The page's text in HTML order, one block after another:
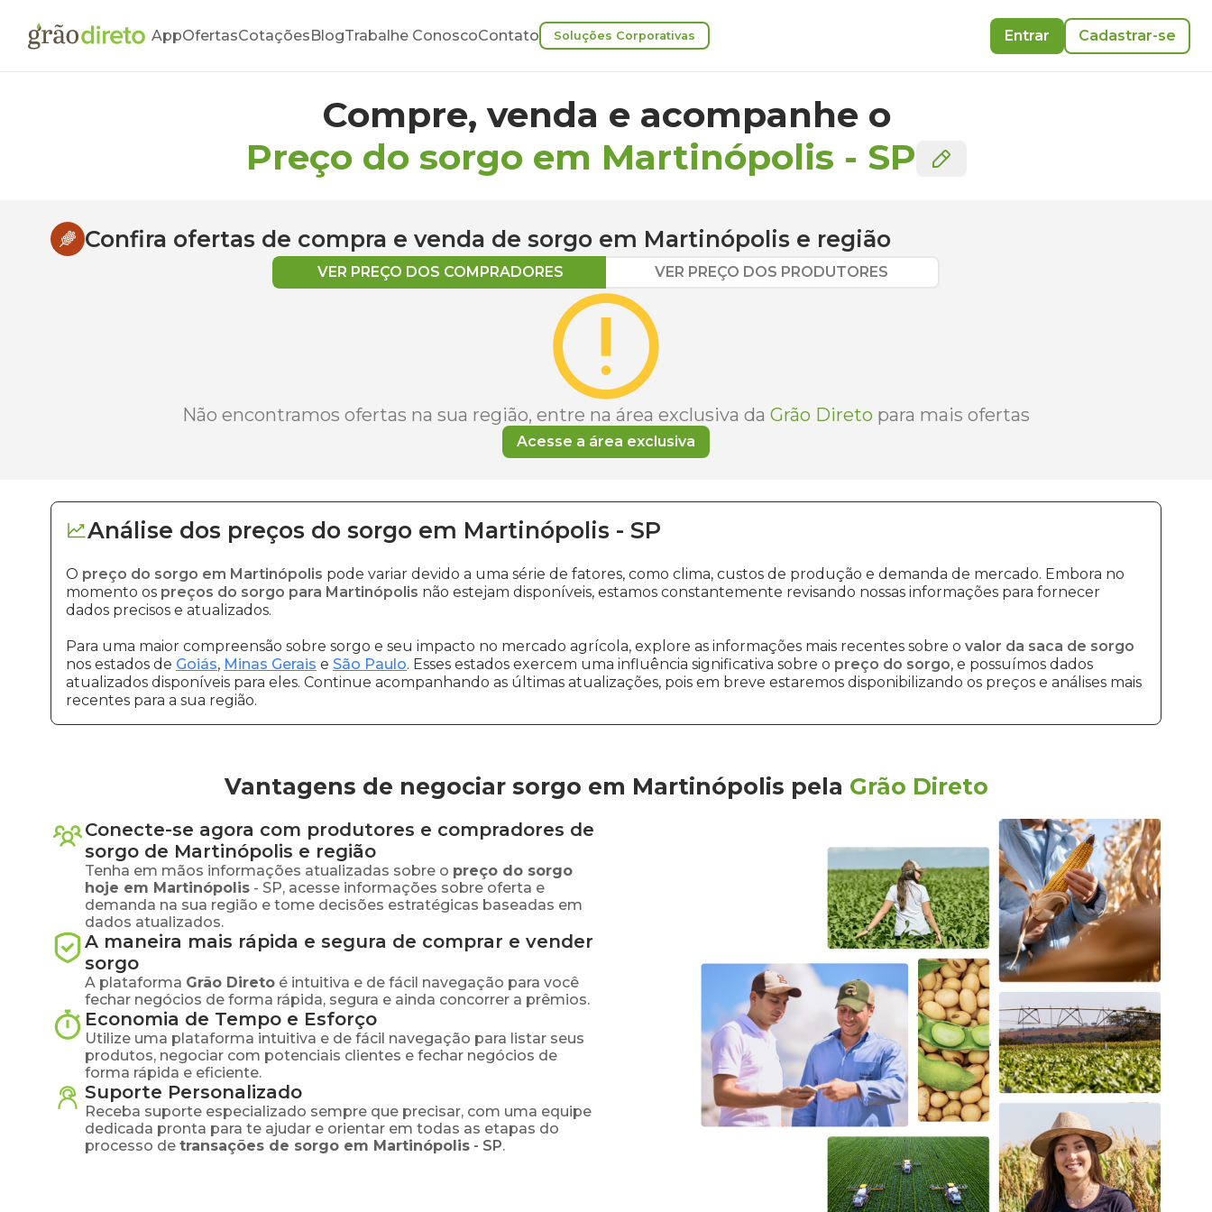
AppOfertasCotaçõesBlogTrabalhe ConoscoContato Soluções Corporativas Entrar Cadastrar-se
Compre, venda e acompanhe o
Preço do sorgo em Martinópolis - SP
Confira ofertas de compra e venda de sorgo em Martinópolis e região
VER PREÇO DOS COMPRADORES VER PREÇO DOS PRODUTORES
Não encontramos ofertas na sua região, entre na área exclusiva da Grão Direto para mais ofertas
Acesse a área exclusiva
Análise dos preços do sorgo em Martinópolis - SP
O preço do sorgo em Martinópolis pode variar devido a uma série de fatores, como clima, custos de produção e demanda de mercado. Embora no
momento os preços do sorgo para Martinópolis não estejam disponíveis, estamos constantemente revisando nossas informações para fornecer
dados precisos e atualizados.
Para uma maior compreensão sobre sorgo e seu impacto no mercado agrícola, explore as informações mais recentes sobre o valor da saca de sorgo
nos estados de Goiás, Minas Gerais e São Paulo. Esses estados exercem uma influência significativa sobre o preço do sorgo, e possuímos dados
atualizados disponíveis para eles. Continue acompanhando as últimas atualizações, pois em breve estaremos disponibilizando os preços e análises mais
recentes para a sua região.
Vantagens de negociar sorgo em Martinópolis pela Grão Direto
Conecte-se agora com produtores e compradores de
sorgo de Martinópolis e região
Tenha em mãos informações atualizadas sobre o preço do sorgo
hoje em Martinópolis - SP, acesse informações sobre oferta e
demanda na sua região e tome decisões estratégicas baseadas em
dados atualizados.
A maneira mais rápida e segura de comprar e vender
sorgo
A plataforma Grão Direto é intuitiva e de fácil navegação para você
fechar negócios de forma rápida, segura e ainda concorrer a prêmios.
Economia de Tempo e Esforço
Utilize uma plataforma intuitiva e de fácil navegação para listar seus
produtos, negociar com potenciais clientes e fechar negócios de
forma rápida e eficiente.
Suporte Personalizado
Receba suporte especializado sempre que precisar, com uma equipe
dedicada pronta para te ajudar e orientar em todas as etapas do
processo de transações de sorgo em Martinópolis - SP.